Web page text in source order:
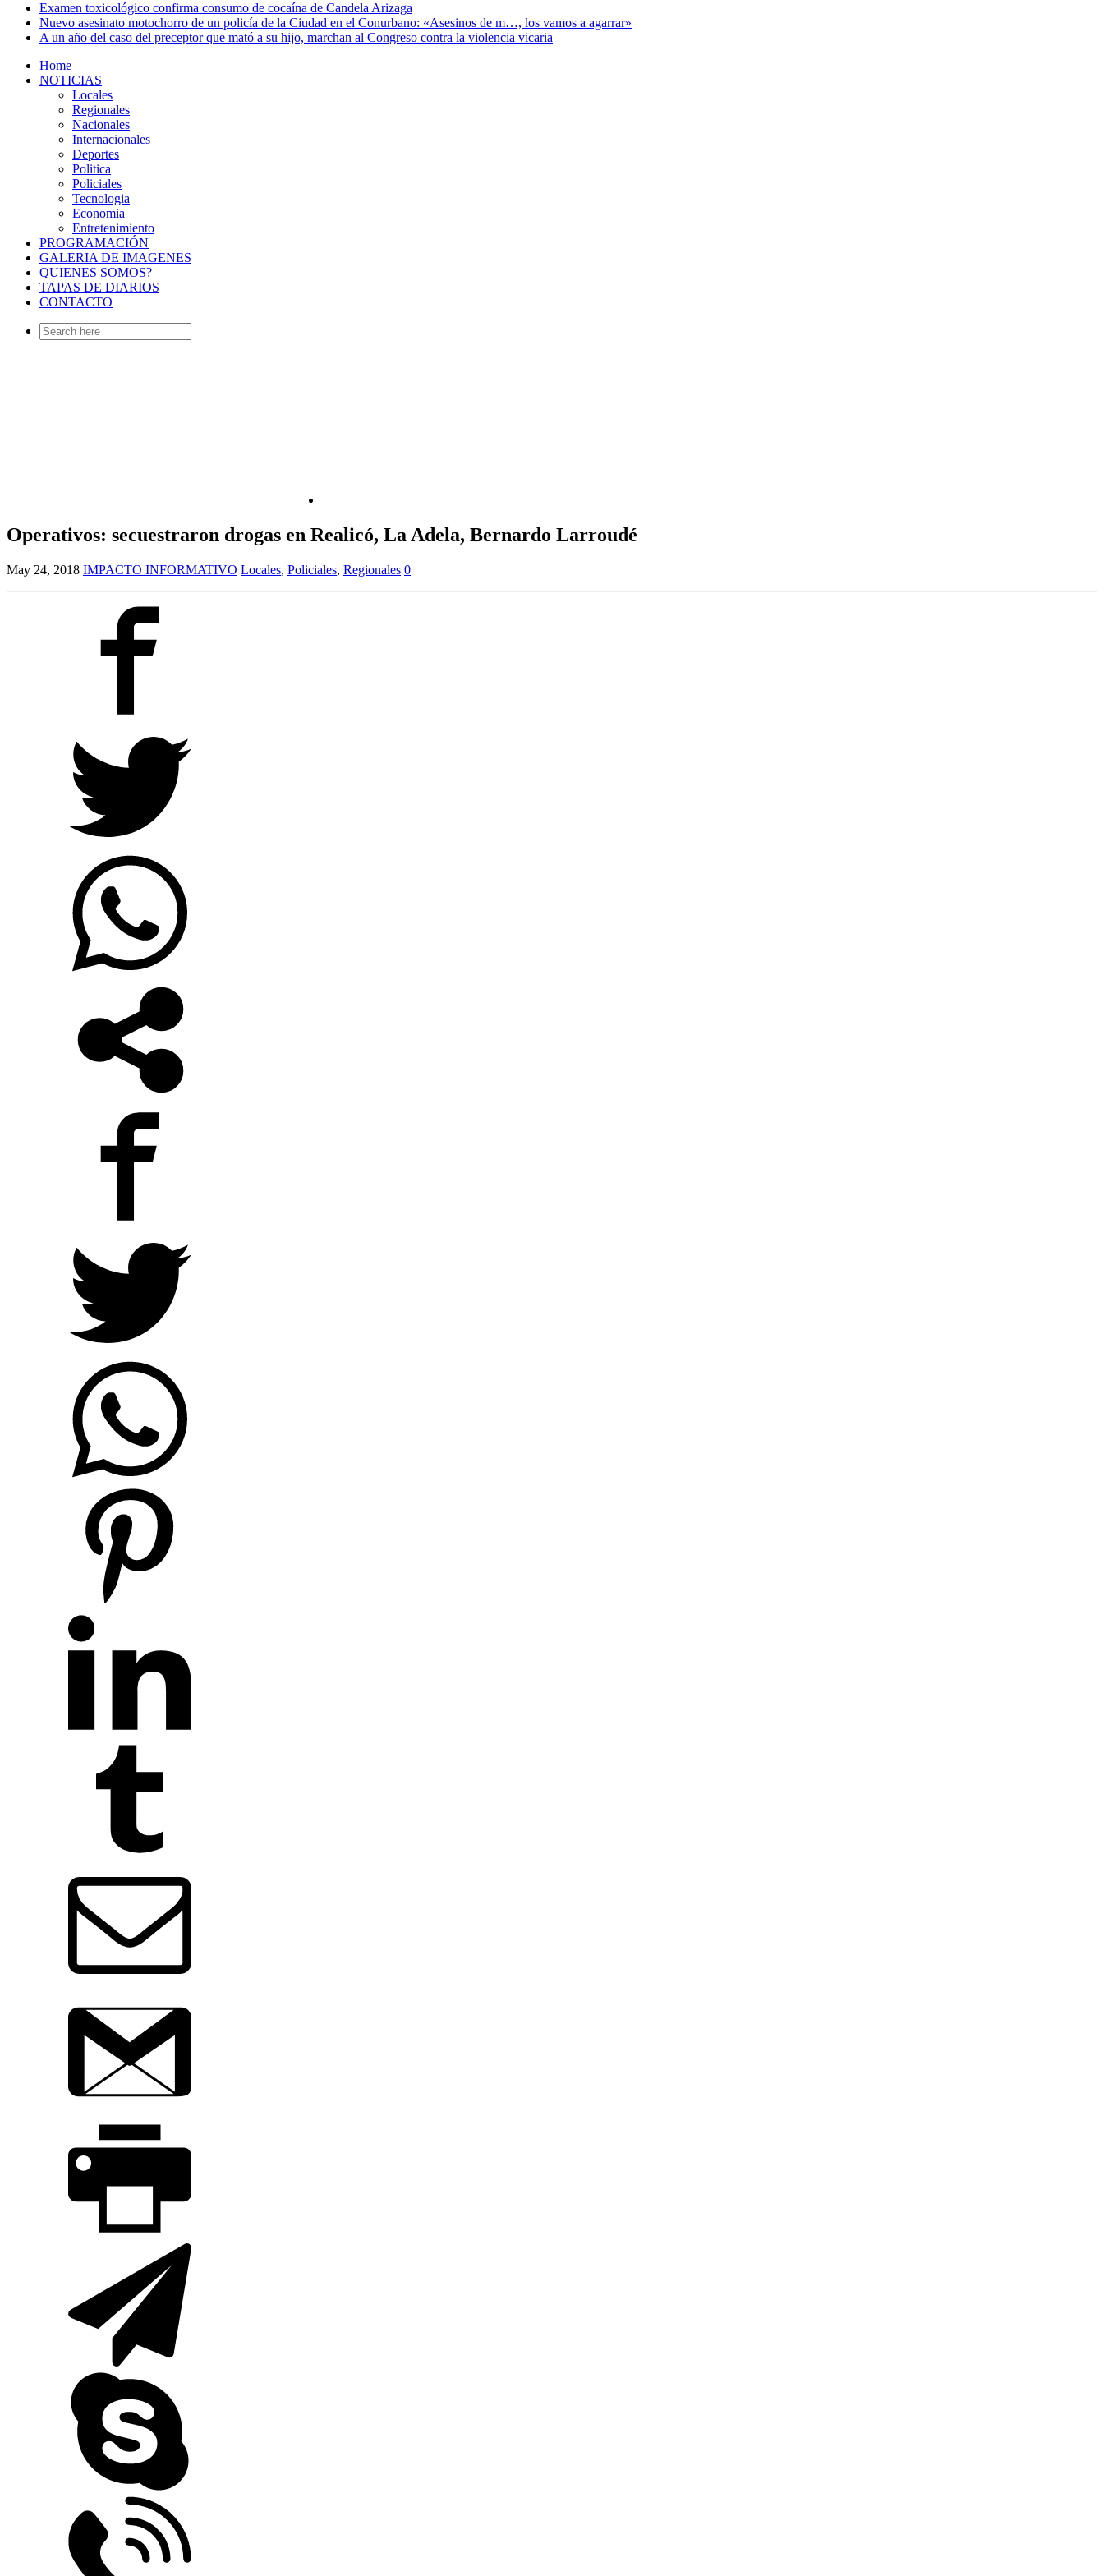
Examen toxicológico confirma consumo de cocaína de Candela Arizaga
Nuevo asesinato motochorro de un policía de la Ciudad en el Conurbano: «Asesinos de m…, los vamos a agarrar»
A un año del caso del preceptor que mató a su hijo, marchan al Congreso contra la violencia vicaria
Home
NOTICIAS
Locales
Regionales
Nacionales
Internacionales
Deportes
Politica
Policiales
Tecnologia
Economia
Entretenimiento
PROGRAMACIÓN
GALERIA DE IMAGENES
QUIENES SOMOS?
TAPAS DE DIARIOS
CONTACTO
Search
for:
Operativos: secuestraron drogas en Realicó, La Adela, Bernardo Larroudé
May 24, 2018 IMPACTO INFORMATIVO Locales, Policiales, Regionales 0